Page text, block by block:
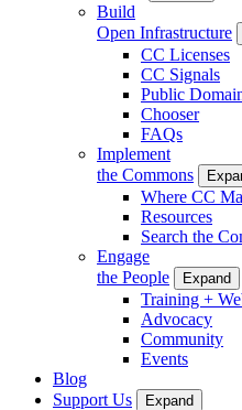
Build
Open Infrastructure
CC Licenses
CC Signals
Public
Chooser
FAQs
Implement
the Commons
Where CC
Resources
Search the
Engage
the People
Expand
Training +
Advocacy
Community
Events
Blog
Support Us
Expand